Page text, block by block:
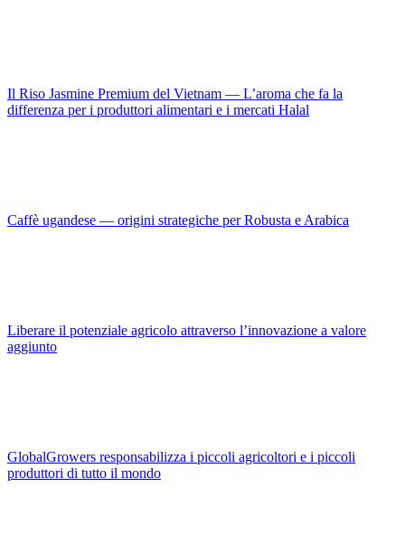
Il Riso Jasmine Premium del Vietnam — L’aroma che fa la
differenza per i produttori alimentari e i mercati Halal
Caffè ugandese — origini strategiche per Robusta e Arabica
Liberare il potenziale agricolo attraverso l’innovazione a valore
aggiunto
GlobalGrowers responsabilizza i piccoli agricoltori e i piccoli
produttori di tutto il mondo